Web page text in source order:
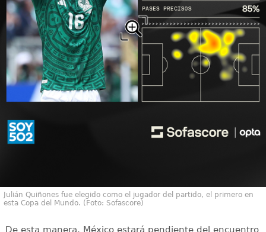
Julián Quiñones fue elegido como el jugador del partido, el primero en
esta Copa del Mundo. (Foto: Sofascore)
De esta manera, México estará pendiente del encuentro